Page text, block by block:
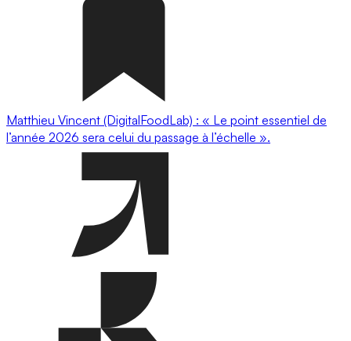
Matthieu Vincent (DigitalFoodLab) : « Le point essentiel de
l’année 2026 sera celui du passage à l’échelle ».